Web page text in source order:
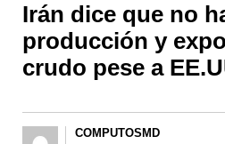
Irán dice que no
producción y
crudo pese a
COMPUTOSMD